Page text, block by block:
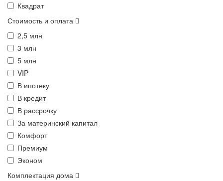
Квадрат
Стоимость и оплата
2,5 млн
3 млн
5 млн
VIP
В ипотеку
В кредит
В рассрочку
За материнский капитал
Комфорт
Премиум
Эконом
Комплектация дома